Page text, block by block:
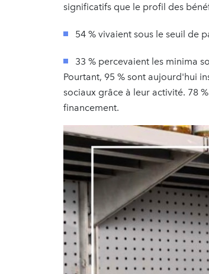
significatifs que le profil des
54 % vivaient sous le seuil de
33 % percevaient les minima
Pourtant, 95 % sont aujourd'hui
sociaux grâce à leur activité. 78
financement.